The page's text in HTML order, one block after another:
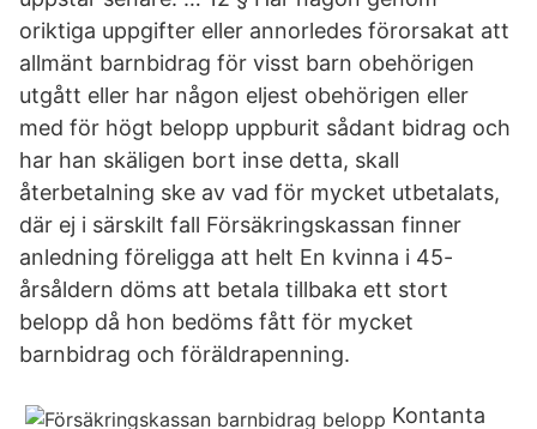
oriktiga uppgifter eller annorledes förorsakat att
allmänt barnbidrag för visst barn obehörigen
utgått eller har någon eljest obehörigen eller
med för högt belopp uppburit sådant bidrag och
har han skäligen bort inse detta, skall
återbetalning ske av vad för mycket utbetalats,
där ej i särskilt fall Försäkringskassan finner
anledning föreligga att helt En kvinna i 45-
årsåldern döms att betala tillbaka ett stort
belopp då hon bedöms fått för mycket
barnbidrag och föräldrapenning.
Kontanta